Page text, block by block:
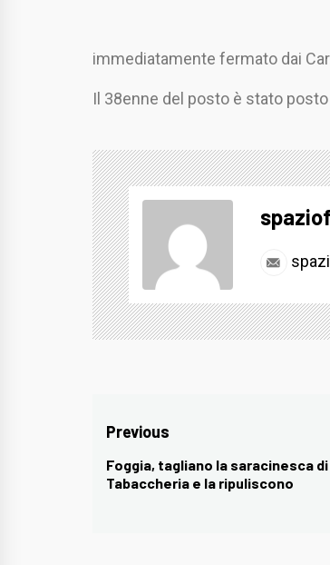
immediatamente fermato dai
Il 38enne del posto è stato
Navigazione
articoli
Previous
Previous
post:
Foggia, tagliano la saracinesca di
Tabaccheria e la ripuliscono